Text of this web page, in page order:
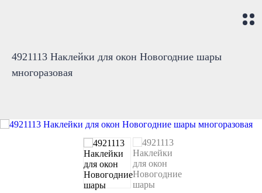
4921113 Наклейки для окон Новогодние шары
многоразовая